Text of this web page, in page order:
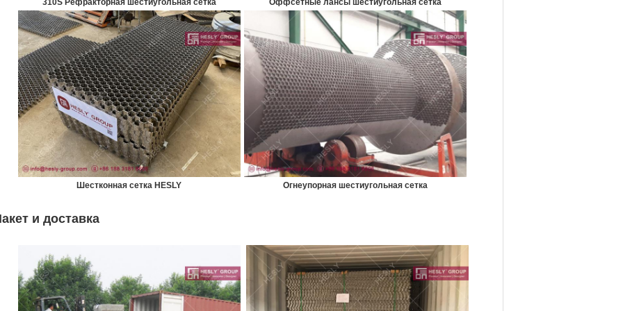
310S Рефракторная шестиугольная сетка Оффсетные лансы шестиугольная сетка
Шестконная сетка HESLY Огнеупорная шестиугольная сетка
и доставка